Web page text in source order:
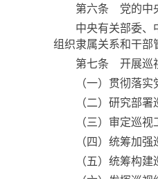
第六条 党的中央
中央有关部委、中
组织隶属关系和干部
第七条 开展巡视
（一）贯彻落实党
（二）研究部署巡
（三）审定巡视工
（四）统筹加强巡
（五）统筹构建巡